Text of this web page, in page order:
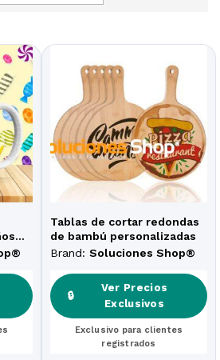
Tablas de cortar redondas
de bambú personalizadas
Brand: Soluciones Shop®
🔒
Ver Precios
Exclusivos
Exclusivo para clientes
registrados